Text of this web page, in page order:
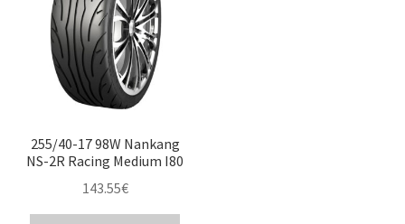
255/40-17 98W Nankang
NS-2R Racing Medium I80
143.55€